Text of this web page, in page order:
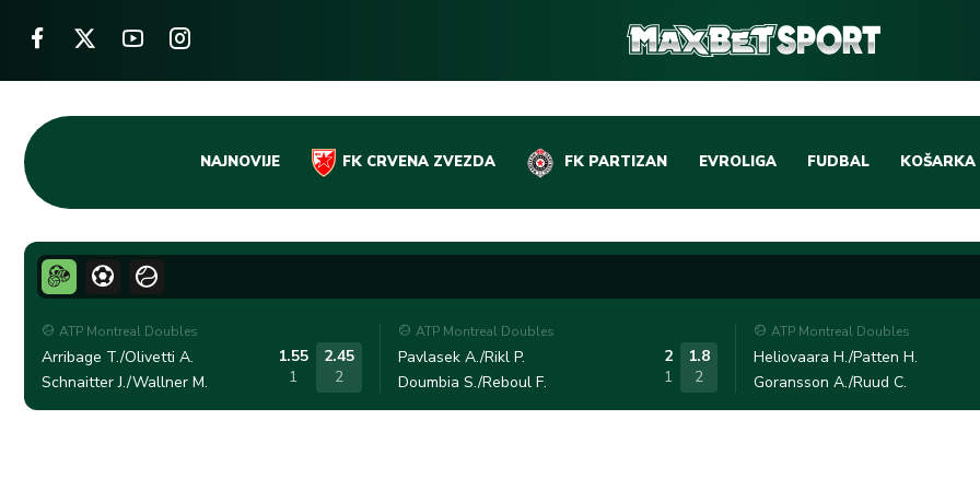
Skip
content
NAJNOVIJE FK CRVENA ZVEZDA FK PARTIZAN EVROLIGA FUDBAL
DOMAĆI FUDBAL
LIGE PETICE
OSTALE LIGE
KOŠARKA
EVROLIGA
ABA LIGA
ATP Montreal Doubles
Arribage T./Olivetti A.
Schnaitter J./Wallner M.
1.55
1
2.45
2
ATP Montreal Doubles
Pavlasek A./Rikl P.
Doumbia S./Reboul F.
2
1
1.8
2
ATP Montreal Doubles
Heliovaara H./Patten H.
Goransson A./Ruud C.